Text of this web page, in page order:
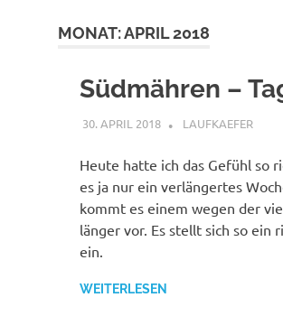
MONAT:APRIL 2018
Südmähren –
30. APRIL 2018 LAUFKAEFER
Heute hatte ich das Gefühl so
es ja nur ein verlängertes
kommt es einem wegen der
länger vor. Es stellt sich so ein
ein.
WEITERLESEN